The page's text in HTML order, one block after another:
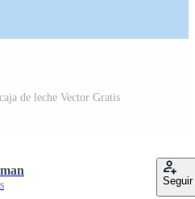
de leche Vector Gratis
Seguir